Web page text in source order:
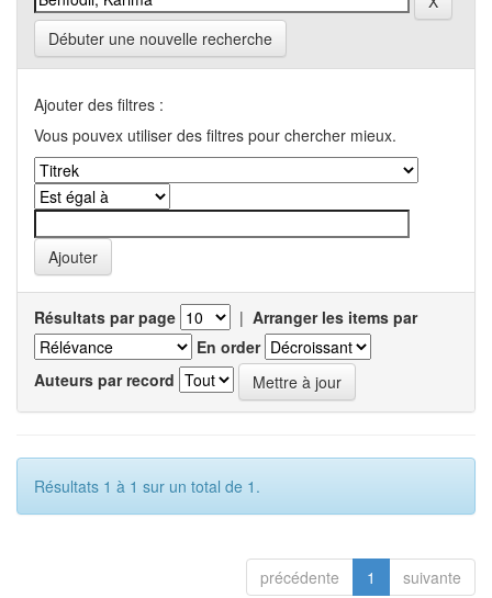
Débuter une nouvelle recherche
Ajouter des filtres :
Vous pouvex utiliser des filtres pour chercher mieux.
Résultats par page | Arranger les items par
En order
Auteurs par record
Résultats 1 à 1 sur un total de 1.
précédente 1 suivante